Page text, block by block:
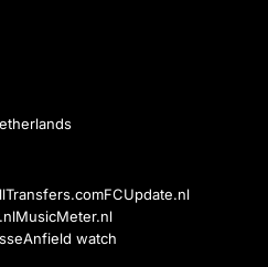
FCUpdate.nl
MusicMeter.nl
Anfield watch